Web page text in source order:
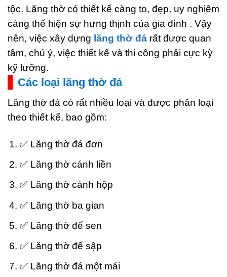
tộc. Lăng thờ có thiết kế càng to, đẹp, uy nghiêm
càng thể hiện sự hưng thịnh của gia đình . Vậy
nên, việc xây dựng lăng thờ đá rất được quan
tâm, chú ý, việc thiết kế và thi công phải cực kỳ
kỹ lưỡng.
Các loại lăng thờ đá
Lăng thờ đá có rất nhiều loại và được phân loại
theo thiết kế, bao gồm:
✅ Lăng thờ đá đơn
✅ Lăng thờ cánh liền
✅ Lăng thờ cánh hộp
✅ Lăng thờ ba gian
✅ Lăng thờ đế sen
✅ Lăng thờ đế sập
✅ Lăng thờ đá một mái